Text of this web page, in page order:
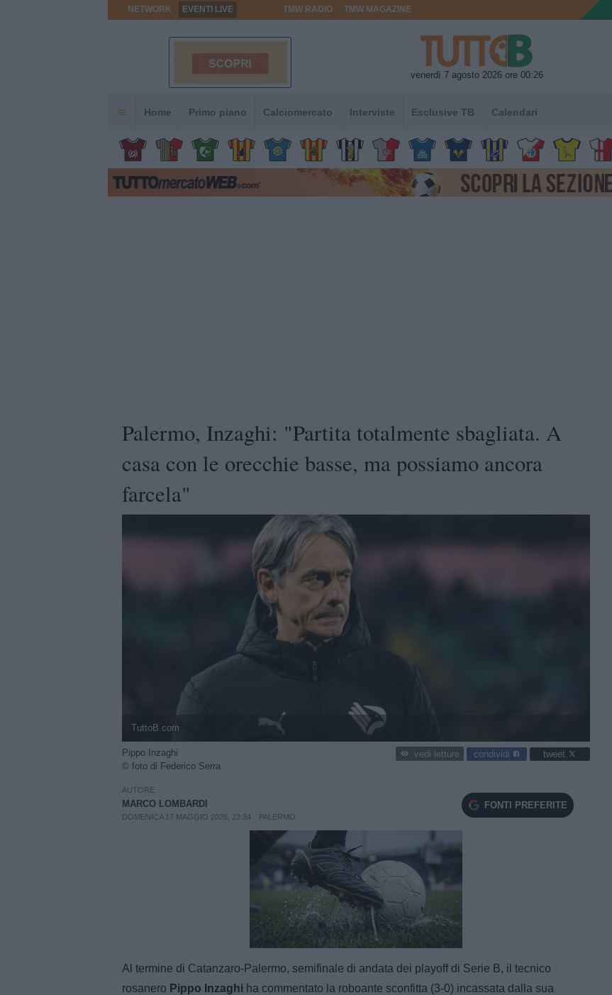
NETWORK EVENTI LIVE TMW RADIO TMW MAGAZINE
venerdì 7 agosto 2026 ore 00:26
Home Primo piano Calciomercato Interviste Esclusive TB Calendari
Palermo, Inzaghi: "Partita totalmente sbagliata. A
casa con le orecchie basse, ma possiamo ancora
farcela"
TuttoB.com
Pippo Inzaghi
© foto di Federico Serra
vedi letture condividi tweet
AUTORE
MARCO LOMBARDI
DOMENICA 17 MAGGIO 2026, 23:34 PALERMO
FONTI PREFERITE
Loaded
100.00%
Al termine di Catanzaro-Palermo, semifinale di andata dei playoff di Serie B, il tecnico
rosanero Pippo Inzaghi ha commentato la roboante sconfitta (3-0) incassata dalla sua